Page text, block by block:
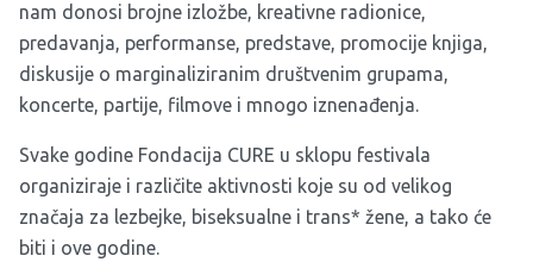
nam donosi brojne izložbe, kreativne radionice,
predavanja, performanse, predstave, promocije knjiga,
diskusije o marginaliziranim društvenim grupama,
koncerte, partije, filmove i mnogo iznenađenja.
Svake godine Fondacija CURE u sklopu festivala
organiziraje i različite aktivnosti koje su od velikog
značaja za lezbejke, biseksualne i trans* žene, a tako će
biti i ove godine.